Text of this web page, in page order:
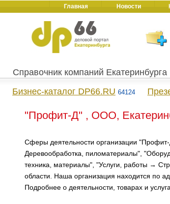
Главная Новости
Справочник компаний Екатеринбурга
Бизнес-каталог DP66.RU 64124
"Профит-Д" , ООО,
Сферы деятельности организации
Деревообработка, пиломатериалы",
техника, материалы", "Услуги, работы →
области. Наша организация находится по
Подробнее о деятельности, товарах и